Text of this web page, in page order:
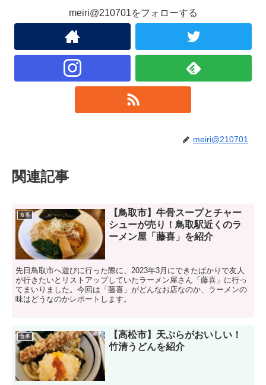
meiri@210701をフォローする
meiri@210701
関連記事
食事
【鳥取市】牛骨スープとチャー
シューが売り！鳥取駅近くのラ
ーメン屋「藤喜」を紹介
先日鳥取市へ遊びに行った際に、2023年3月にできたばかりで友人
が行きたいとリストアップしていたラーメン屋さん「藤喜」に行っ
てまいりました。今回は「藤喜」がどんなお店なのか、ラーメンの
味はどうなのかレポートします。
食事
【高松市】天ぷらがおいしい！
竹清うどんを紹介